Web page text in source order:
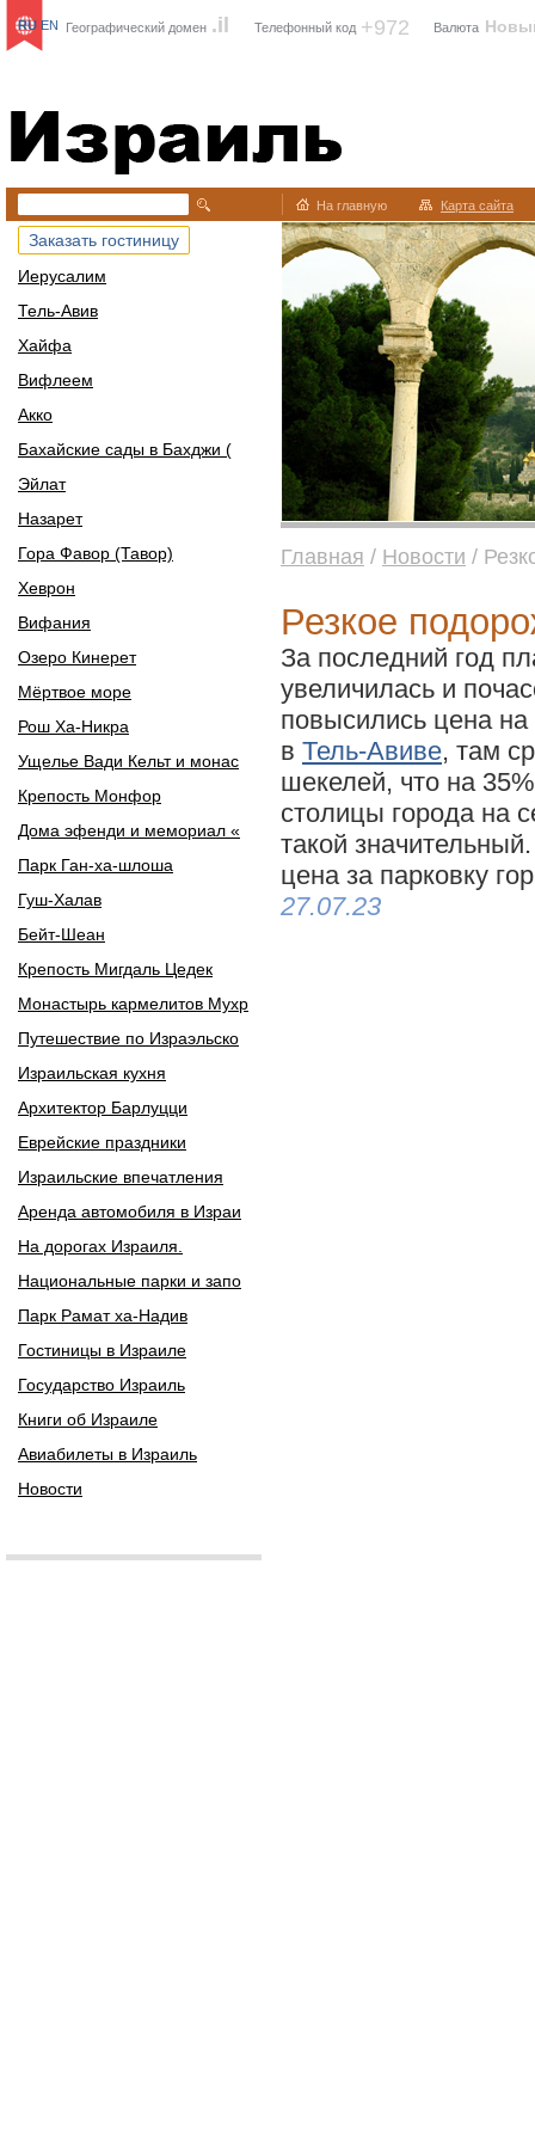
Израиль
Географический домен .il Телефонный код +972 Валюта
RU EN
На главную Карта сайта
Заказать гостиницу
Иерусалим
Тель-Авив
Хайфа
Вифлеем
Акко
Бахайские сады в Бахджи (
Эйлат
Назарет
Гора Фавор (Тавор)
Хеврон
Вифания
Озеро Кинерет
Мёртвое море
Рош Ха-Никра
Ущелье Вади Кельт и монас
Крепость Монфор
Дома эфенди и мемориал «
Парк Ган-ха-шлоша
Гуш-Халав
Бейт-Шеан
Крепость Мигдаль Цедек
Монастырь кармелитов Мухр
Путешествие по Израэльско
Израильская кухня
Архитектор Барлуцци
Еврейские праздники
Израильские впечатления
Аренда автомобиля в Израи
На дорогах Израиля.
Национальные парки и запо
Парк Рамат ха-Надив
Гостиницы в Израиле
Государство Израиль
Книги об Израиле
Авиабилеты в Израиль
Новости
Главная / Новости /
Резкое
За последний год
увеличилась и
повысились цена
в Тель-Авиве, там
шекелей, что на
столицы города на
такой
цена за парковку
27.07.23